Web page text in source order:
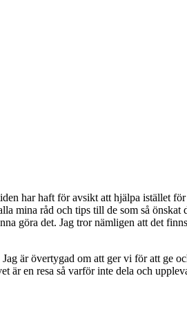
har haft för avsikt att hjälpa istället
mina råd och tips till de som så
göra det. Jag tror nämligen att det
är övertygad om att ger vi för att ge
en resa så varför inte dela och